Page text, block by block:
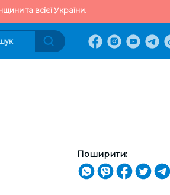
та всієї України.
Поширити: